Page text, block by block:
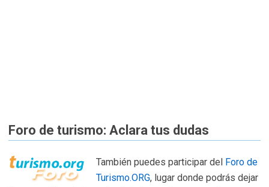
Foro de turismo: Aclara tus dudas
También puedes participar del Foro de
Turismo.ORG, lugar donde podrás dejar